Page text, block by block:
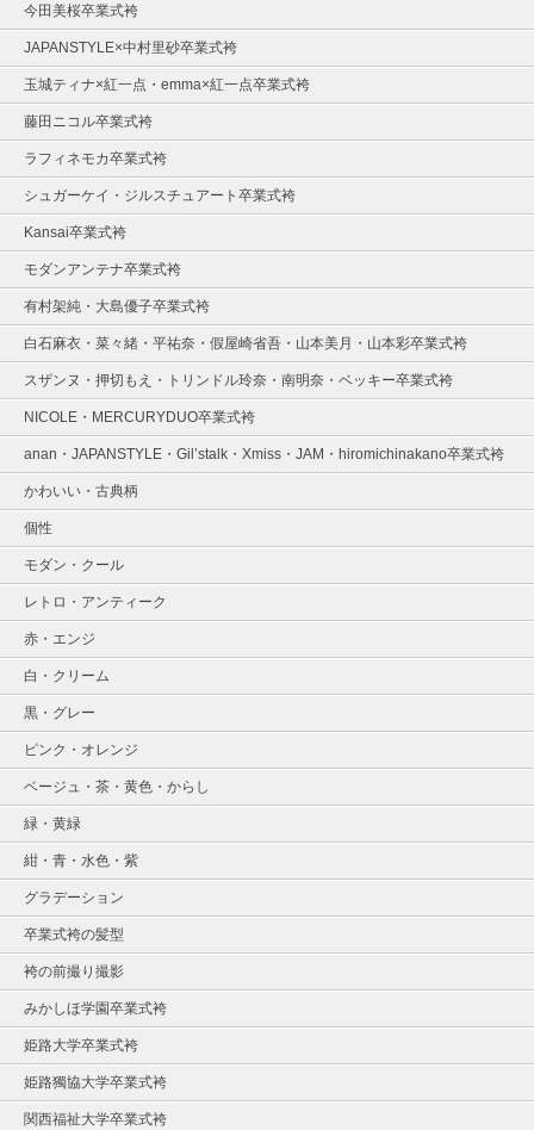
今田美桜卒業式袴
JAPANSTYLE×中村里砂卒業式袴
玉城ティナ×紅一点・emma×紅一点卒業式袴
藤田ニコル卒業式袴
ラフィネモカ卒業式袴
シュガーケイ・ジルスチュアート卒業式袴
Kansai卒業式袴
モダンアンテナ卒業式袴
有村架純・大島優子卒業式袴
白石麻衣・菜々緒・平祐奈・假屋崎省吾・山本美月・山本彩卒業式袴
スザンヌ・押切もえ・トリンドル玲奈・南明奈・ベッキー卒業式袴
NICOLE・MERCURYDUO卒業式袴
anan・JAPANSTYLE・Gil’stalk・Xmiss・JAM・hiromichinakano卒業式袴
かわいい・古典柄
個性
モダン・クール
レトロ・アンティーク
赤・エンジ
白・クリーム
黒・グレー
ピンク・オレンジ
ベージュ・茶・黄色・からし
緑・黄緑
紺・青・水色・紫
グラデーション
卒業式袴の髪型
袴の前撮り撮影
みかしほ学園卒業式袴
姫路大学卒業式袴
姫路獨協大学卒業式袴
関西福祉大学卒業式袴